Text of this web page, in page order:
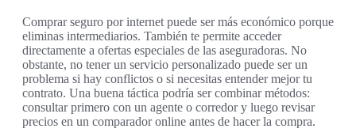
Comprar seguro por internet puede ser más económico porque
eliminas intermediarios. También te permite acceder
directamente a ofertas especiales de las aseguradoras. No
obstante, no tener un servicio personalizado puede ser un
problema si hay conflictos o si necesitas entender mejor tu
contrato. Una buena táctica podría ser combinar métodos:
consultar primero con un agente o corredor y luego revisar
precios en un comparador online antes de hacer la compra.